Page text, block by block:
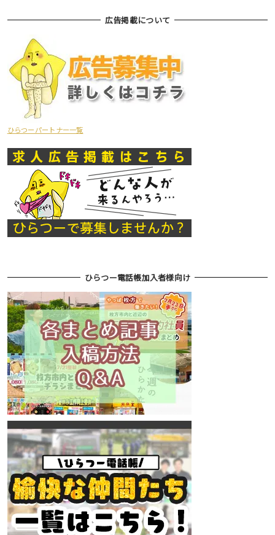
広告掲載について
ひらつーパートナー一覧
ひらつー電話帳加入者様向け